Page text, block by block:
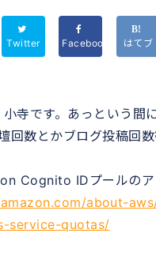
Twitter Facebook はてブ
寺です。あっという間
回数とかブログ投稿回
Cognito IDプールのア
about-
service-quotas/